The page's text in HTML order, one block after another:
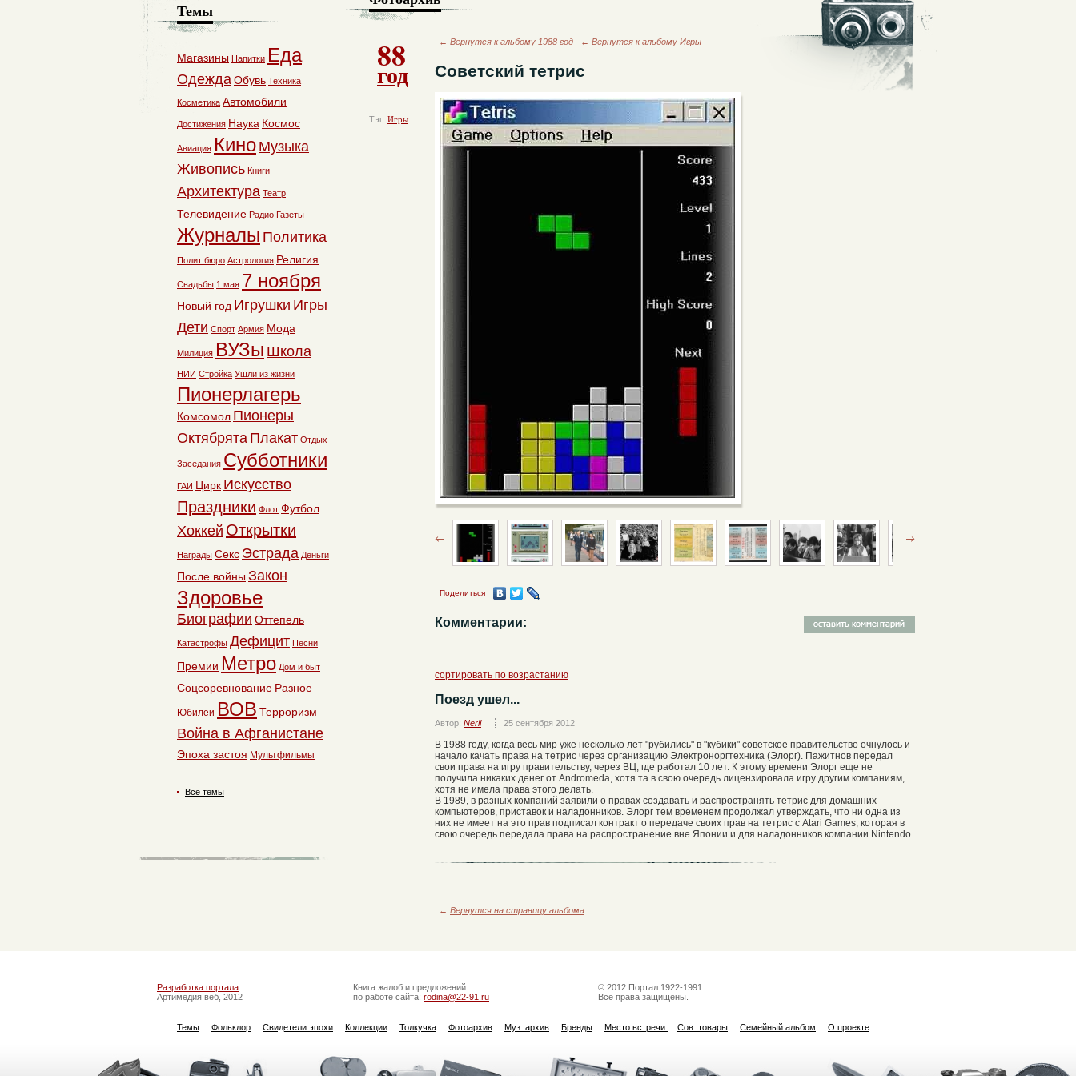
88
год
Тэг: Игры
← Вернутся к альбому 1988 год ← Вернутся к альбому Игры
Советский тетрис
Поделиться
Комментарии:
сортировать по возрастанию
Поезд ушел...
Автор: Nerll 25 сентября 2012
В 1988 году, когда весь мир уже несколько лет "рубились" в "кубики" советское правительство очнулось и
начало качать права на тетрис через организацию Электроноргтехника (Элорг). Пажитнов передал
свои права на игру правительству, через ВЦ, где работал 10 лет. К этому времени Элорг еще не
получила никаких денег от Andromeda, хотя та в свою очередь лицензировала игру другим компаниям,
хотя не имела права этого делать.
В 1989, в разных компаний заявили о правах создавать и распространять тетрис для домашних
компьютеров, приставок и наладонников. Элорг тем временем продолжал утверждать, что ни одна из
них не имеет на это прав подписал контракт о передаче своих прав на тетрис с Atari Games, которая в
свою очередь передала права на распространение вне Японии и для наладонников компании Nintendo.
← Вернутся на страницу альбома
Темы
Магазины Напитки Еда
ОдеждаОбувь Техника
Косметика Автомобили
Достижения Наука Космос
Авиация Кино Музыка
Живопись Книги
Архитектура Театр
Телевидение Радио Газеты
Журналы Политика
Полит бюро Астрология Религия
Свадьбы 1 мая 7 ноября
Новый год Игрушки Игры
Дети Спорт Армия Мода
Милиция ВУЗы Школа
НИИ Стройка Ушли из жизни
Пионерлагерь
Комсомол Пионеры
Октябрята Плакат Отдых
Заседания Субботники
ГАИ Цирк Искусство
Праздники Флот Футбол
Хоккей Открытки
Награды Секс Эстрада Деньги
После войны Закон
Здоровье
Биографии Оттепель
Катастрофы Дефицит Песни
Премии Метро Дом и быт
Соцсоревнование Разное
Юбилеи ВОВ Терроризм
Война в Афганистане
Эпоха застоя Мультфильмы
Все темы
Разработка портала
Артимедия веб, 2012
Книга жалоб и предложений
по работе сайта: rodina@22-91.ru
© 2012 Портал 1922-1991.
Все права защищены.
Темы Фольклор Свидетели эпохи Коллекции Толкучка Фотоархив Муз. архив Бренды Место встречи Сов. товары Семейный альбом О проекте